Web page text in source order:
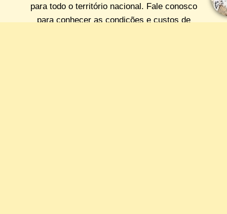
para todo o território nacional. Fale conosco
para conhecer as condições e custos de